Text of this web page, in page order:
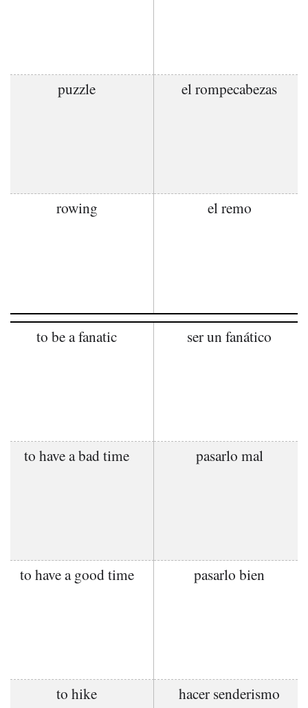
puzzle el rompecabezas
rowing el remo
to be a fanatic ser un fanático
to have a bad time pasarlo mal
to have a good time pasarlo bien
to hike hacer senderismo